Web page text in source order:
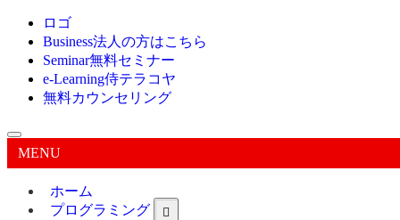
ロゴ
Business法人の方はこちら
Seminar無料セミナー
e-Learning侍テラコヤ
無料カウンセリング
MENU
ホーム
プログラミング